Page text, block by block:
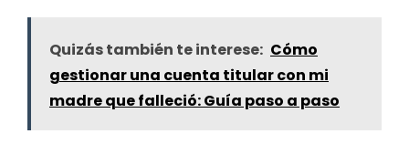
Quizás también te interese: Cómo
gestionar una cuenta titular con mi
madre que falleció: Guía paso a paso